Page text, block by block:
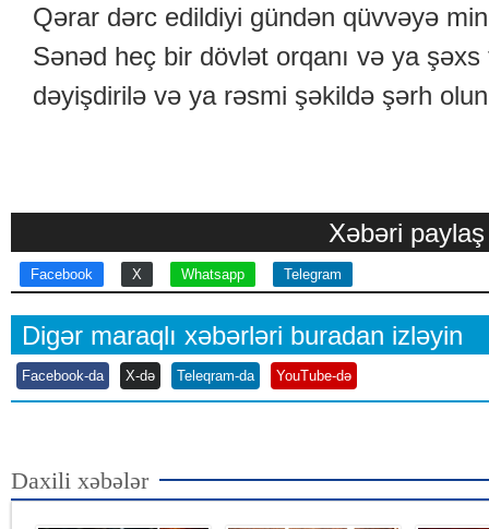
Qərar dərc edildiyi gündən qüvvəyə
Sənəd heç bir dövlət orqanı və ya
dəyişdirilə və ya rəsmi şəkildə şərh
Xəbəri paylaş
Facebook X Whatsapp Telegram
Digər maraqlı xəbərləri buradan izləyin
Facebook-da X-də Teleqram-da YouTube-də
Daxili xəbələr